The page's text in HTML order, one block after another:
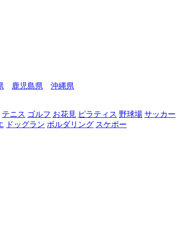
鹿児島県
沖縄県
テニス ゴルフ お花見 ピラティス 野球場 サッカー
ドッグラン ボルダリング スケボー